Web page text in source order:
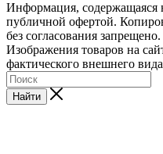
Информация, содержащаяся
публичной офертой.
без согласования запрещено.
Изображения товаров на
фактического внешнего
Найти